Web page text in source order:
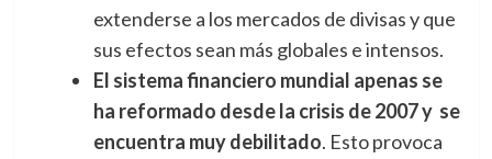
extenderse a los mercados de divisas y que
sus efectos sean más globales e intensos.
El sistema financiero mundial apenas se
ha reformado desde la crisis de 2007 y se
encuentra muy debilitado. Esto provoca